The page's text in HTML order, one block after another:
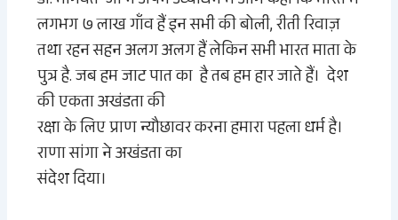
लगभग ७ लाख गाँव हैं इन सभी की बोली, रीती रिवाज़
तथा रहन सहन अलग अलग हैं लेकिन सभी भारत माता के
पुत्र है. जब हम जाट पात का है तब हम हार जाते हैं।देश
की एकता अखंडता की
रक्षा के लिए प्राण न्यौछावर करना हमारा पहला धर्म है।
राणा सांगा ने अखंडता का
संदेश दिया।